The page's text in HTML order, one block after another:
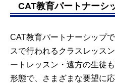
CAT教育パートナーシ
CAT教育パートナーシップ
スで行われるクラスレッス
ートレッスン・遠方の生徒
形態で、さまざまな要望に